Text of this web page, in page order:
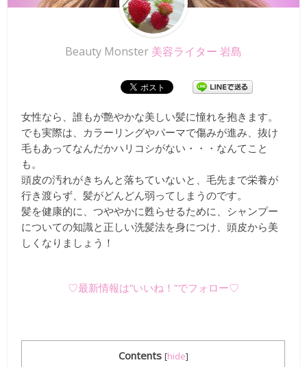
Beauty Monster 美容ライター 岩島
女性なら、誰もが艶やかな美しい髪に憧れを抱きます。
でも実際は、カラーリングやパーマで傷みが進み、抜け
毛もあってなんだかハリコシがない・・・なんてこと
も。
頭皮の汚れがきちんと落ちていないと、毛先まで栄養が
行き渡らず、髪がどんどん弱ってしまうのです。
髪を健康的に、つややかに甦らせるために、シャンプー
についての知識と正しい洗髪法を身につけ、頭皮から美
しくなりましょう！
♡最新情報は”いいね！”でフォロー♡
Contents [hide]